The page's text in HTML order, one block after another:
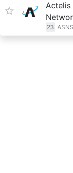
Actelis
23 ASNS